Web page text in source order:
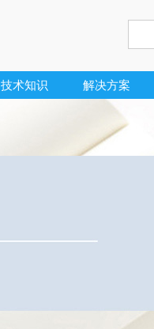
技术知识 解决方案